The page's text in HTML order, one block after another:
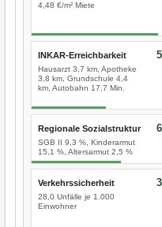
4,48 €/m² Miete
INKAR-Erreichbarkeit
Hausarzt 3,7 km, Apotheke
3,8 km, Grundschule 4,4
km, Autobahn 17,7 Min.
Regionale Sozialstruktur
SGB II 9,3 %, Kinderarmut
15,1 %, Altersarmut 2,5 %
Verkehrssicherheit
28,0 Unfälle je 1.000
Einwohner